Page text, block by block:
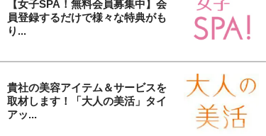
【女子SPA！無料会員募集中】会
員登録するだけで様々な特典がも
り...
貴社の美容アイテム＆サービスを
取材します！「大人の美活」タイ
アッ...